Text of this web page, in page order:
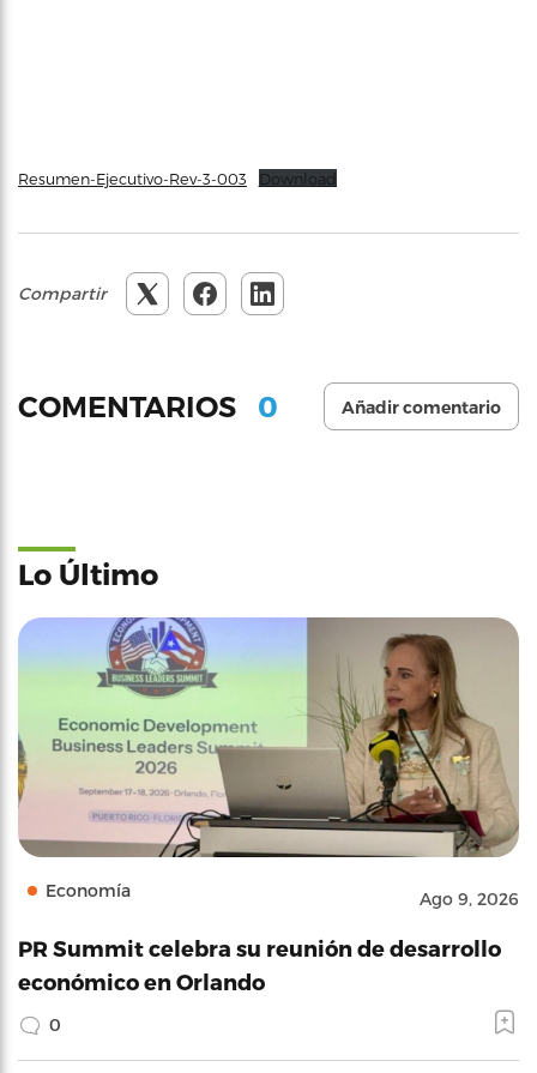
Resumen-Ejecutivo-Rev-3-003 Download
Compartir
COMENTARIOS 0 Añadir comentario
Lo Último
Economía Ago 9, 2026
PR Summit celebra su reunión de desarrollo
económico en Orlando
0